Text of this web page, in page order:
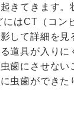
きてきます
にはCT （コ
して詳細を
道具が入り
歯にさせない
虫歯ができ